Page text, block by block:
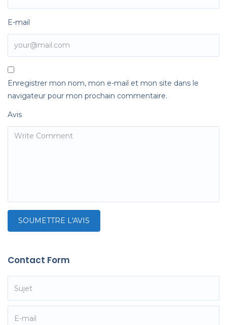
E-mail
Enregistrer mon nom, mon e-mail et mon site dans le
navigateur pour mon prochain commentaire.
Avis
Contact Form